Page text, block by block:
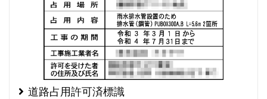
道路占用許可済標識